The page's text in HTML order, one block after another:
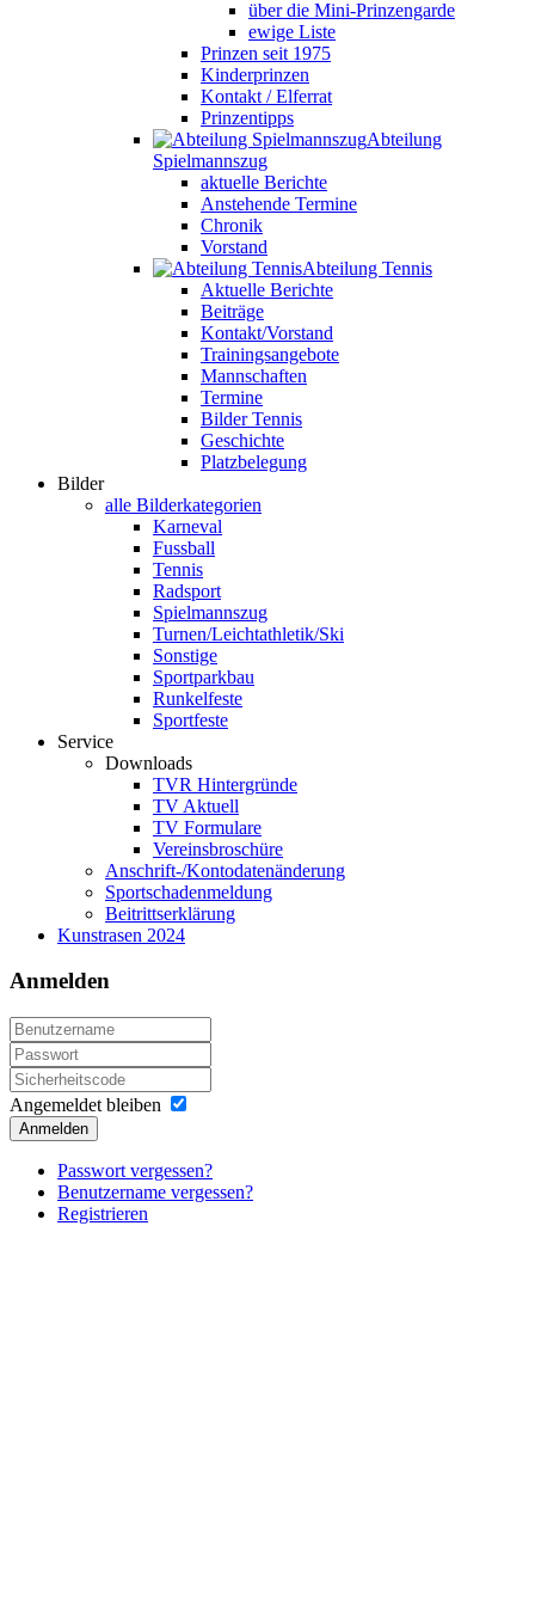
über die Mini-Prinzengarde
ewige Liste
Prinzen seit 1975
Kinderprinzen
Kontakt / Elferrat
Prinzentipps
Abteilung
Spielmannszug
aktuelle Berichte
Anstehende Termine
Chronik
Vorstand
Abteilung Tennis
Aktuelle Berichte
Beiträge
Kontakt/Vorstand
Trainingsangebote
Mannschaften
Termine
Bilder Tennis
Geschichte
Platzbelegung
Bilder
alle Bilderkategorien
Karneval
Fussball
Tennis
Radsport
Spielmannszug
Turnen/Leichtathletik/Ski
Sonstige
Sportparkbau
Runkelfeste
Sportfeste
Service
Downloads
TVR Hintergründe
TV Aktuell
TV Formulare
Vereinsbroschüre
Anschrift-/Kontodatenänderung
Sportschadenmeldung
Beitrittserklärung
Kunstrasen 2024
Anmelden
Angemeldet bleiben
Anmelden
Passwort vergessen?
Benutzername vergessen?
Registrieren